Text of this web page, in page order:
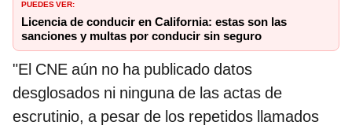
PUEDES VER:
Licencia de conducir en California: estas son las
sanciones y multas por conducir sin seguro
"El CNE aún no ha publicado datos
desglosados ​​ni ninguna de las actas de
escrutinio, a pesar de los repetidos llamados